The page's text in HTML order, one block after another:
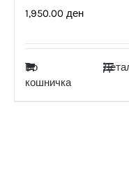
1,950.00 ден
Во
кошничка